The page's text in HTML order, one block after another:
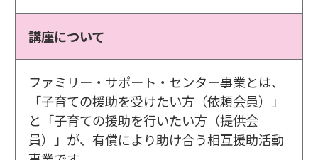
講座について
ファミリー・サポート・センター事業とは、
「子育ての援助を受けたい方（依頼会員）」
と「子育ての援助を行いたい方（提供会
員）」が、有償により助け合う相互援助活動